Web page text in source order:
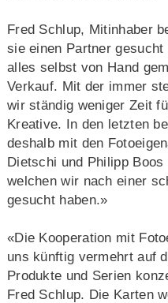
Fred Schlup, Mitinhaber
sie einen Partner
alles selbst von Hand
Verkauf. Mit der immer
wir ständig weniger Zeit
Kreative. In den letzten
deshalb mit den
Dietschi und Philipp
welchen wir nach einer
gesucht haben.»
«Die Kooperation mit
uns künftig vermehrt auf
Produkte und Serien
Fred Schlup. Die Karten